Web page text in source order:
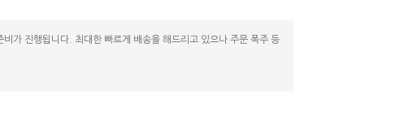
가 진행됩니다. 최대한 빠르게 배송을 해드리고 있으나 주문 폭주 등